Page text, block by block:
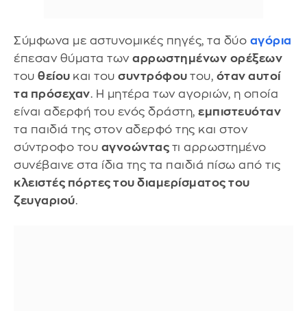
Σύμφωνα με αστυνομικές πηγές, τα δύο αγόρια
έπεσαν θύματα των αρρωστημένων ορέξεων
του θείου και του συντρόφου του, όταν αυτοί
τα πρόσεχαν. Η μητέρα των αγοριών, η οποία
είναι αδερφή του ενός δράστη, εμπιστευόταν
τα παιδιά της στον αδερφό της και στον
σύντροφο του αγνοώντας τι αρρωστημένο
συνέβαινε στα ίδια της τα παιδιά πίσω από τις
κλειστές πόρτες του διαμερίσματος του
ζευγαριού.